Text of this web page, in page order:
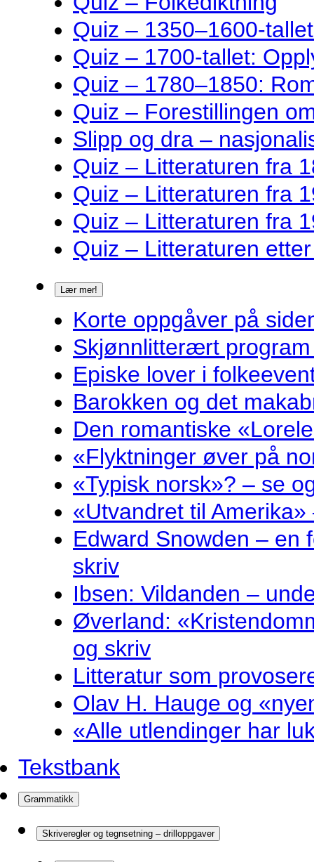
Quiz – 1350–1600-
Quiz – 1700-tallet:
Quiz – 1780–1850:
Quiz – Forestillingen
Slipp og dra –
Quiz – Litteraturen fra
Quiz – Litteraturen fra
Quiz – Litteraturen fra
Quiz – Litteraturen
Lær mer!
Korte oppgåver på
Skjønnlitterært
Episke lover i
Barokken og det
Den romantiske
«Flyktninger øver på
«Typisk norsk»? – se
«Utvandret til
Edward Snowden – en
skriv
Ibsen: Vildanden –
Øverland:
og skriv
Litteratur som
Olav H. Hauge og
«Alle utlendinger har
Tekstbank
Grammatikk
Skriveregler og tegnsetning – drilloppgaver